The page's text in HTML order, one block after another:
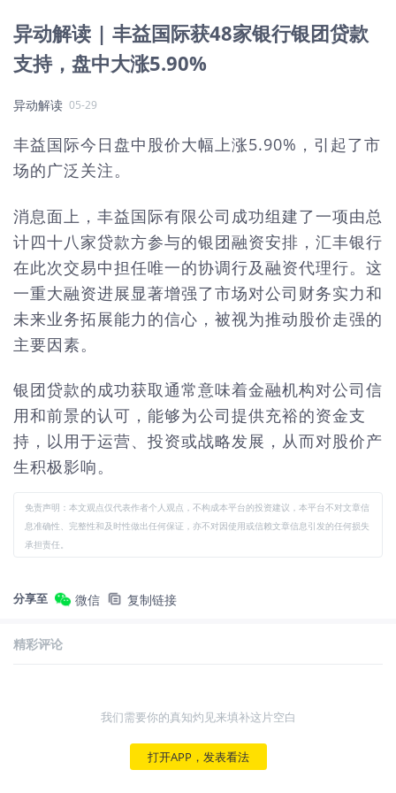
异动解读 | 丰益国际获48家银行银团贷款
支持，盘中大涨5.90%
异动解读 05-29
丰益国际今日盘中股价大幅上涨5.90%，引起了市
场的广泛关注。
消息面上，丰益国际有限公司成功组建了一项由总
计四十八家贷款方参与的银团融资安排，汇丰银行
在此次交易中担任唯一的协调行及融资代理行。这
一重大融资进展显著增强了市场对公司财务实力和
未来业务拓展能力的信心，被视为推动股价走强的
主要因素。
银团贷款的成功获取通常意味着金融机构对公司信
用和前景的认可，能够为公司提供充裕的资金支
持，以用于运营、投资或战略发展，从而对股价产
生积极影响。
免责声明：本文观点仅代表作者个人观点，不构成本平台的投资建议，本平台不对文章信
息准确性、完整性和及时性做出任何保证，亦不对因使用或信赖文章信息引发的任何损失
承担责任。
分享至 微信 复制链接
精彩评论
我们需要你的真知灼见来填补这片空白
打开APP，发表看法